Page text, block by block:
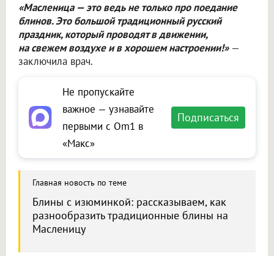
«Масленица — это ведь не только про поедание
блинов. Это большой традиционный русский
праздник, который проводят в движении,
на свежем воздухе и в хорошем настроении!»—
заключила врач.
Не пропускайте
важное — узнавайте
первыми с Om1 в
«Макс»
Подписаться
Главная новость по теме
Блины с изюминкой: рассказываем, как
разнообразить традиционные блины на
Масленицу